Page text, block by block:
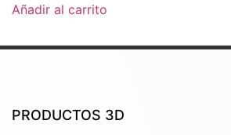
Añadir al carrito
PRODUCTOS 3D